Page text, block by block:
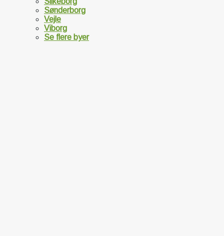
Sønderborg
Vejle
Viborg
Se flere byer